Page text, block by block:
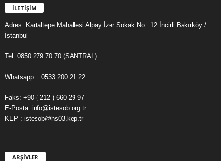
İLETİŞİM
Adres: Kartaltepe Mahallesi Alpay İzer Sokak No : 12 İncirli Bakırköy /
İstanbul
Tel: 0850 279 70 70 (SANTRAL)
Whatsapp : 0533 200 21 22
Faks: +90 ( 212 ) 660 29 97
E-Posta: info@istesob.org.tr
KEP : istesob@hs03.kep.tr
ARŞİVLER